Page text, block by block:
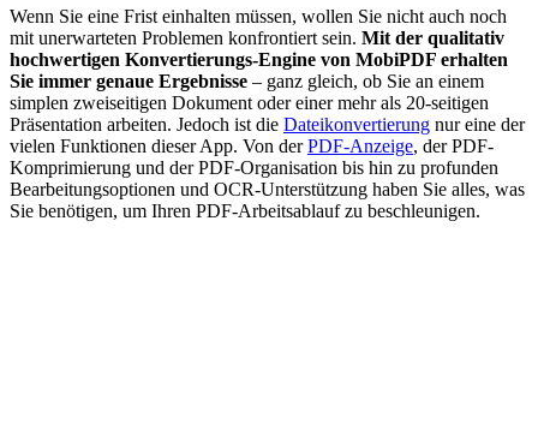
Wenn Sie eine Frist einhalten müssen, wollen Sie nicht auch noch
mit unerwarteten Problemen konfrontiert sein. Mit der qualitativ
hochwertigen Konvertierungs-Engine von MobiPDF erhalten
Sie immer genaue Ergebnisse – ganz gleich, ob Sie an einem
simplen zweiseitigen Dokument oder einer mehr als 20-seitigen
Präsentation arbeiten. Jedoch ist die Dateikonvertierung nur eine der
vielen Funktionen dieser App. Von derPDF-Anzeige, der PDF-
Komprimierung und der PDF-Organisation bis hin zu profunden
Bearbeitungsoptionen und OCR-Unterstützung haben Sie alles, was
Sie benötigen, um Ihren PDF-Arbeitsablauf zu beschleunigen.